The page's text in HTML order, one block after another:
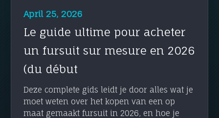
April 25, 2026
Le guide ultime pour acheter
un fursuit sur mesure en 2026
(du début
Deze complete gids leidt je door alles wat je
moet weten over het kopen van een op
maat gemaakt fursuit in 2026, en hoe je